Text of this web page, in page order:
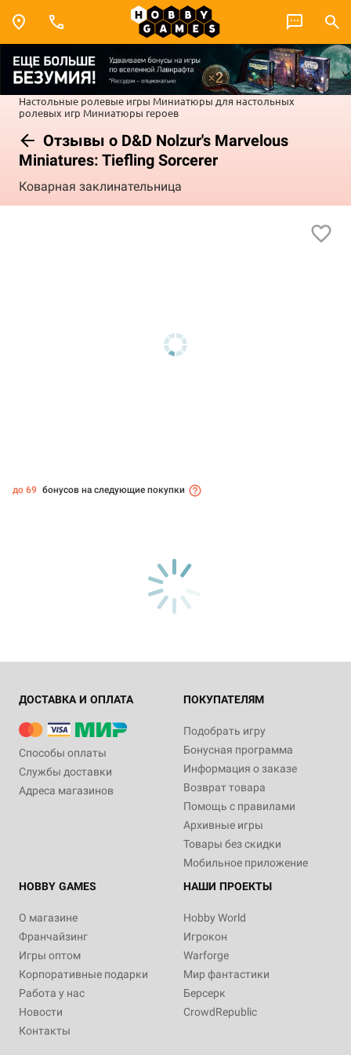
Настольные ролевые игры Миниатюры для настольных
ролевых игр Миниатюры героев
Отзывы о D&D Nolzur's Marvelous
Miniatures: Tiefling Sorcerer
Коварная заклинательница
до 69 бонусов на следующие покупки
ДОСТАВКА И ОПЛАТА
Способы оплаты
Службы доставки
Адреса магазинов
ПОКУПАТЕЛЯМ
Подобрать игру
Бонусная программа
Информация о заказе
Возврат товара
Помощь с правилами
Архивные игры
Товары без скидки
Мобильное приложение
HOBBY GAMES
О магазине
Франчайзинг
Игры оптом
Корпоративные подарки
Работа у нас
Новости
Контакты
НАШИ ПРОЕКТЫ
Hobby World
Игрокон
Warforge
Мир фантастики
Берсерк
CrowdRepublic